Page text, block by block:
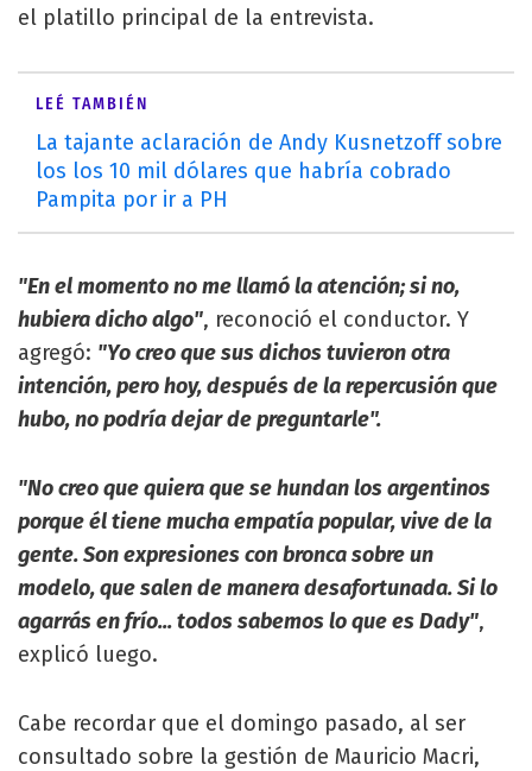
el platillo principal de la entrevista.
LEÉ TAMBIÉN
La tajante aclaración de Andy Kusnetzoff sobre
los los 10 mil dólares que habría cobrado
Pampita por ir a PH
"En el momento no me llamó la atención; si no,
hubiera dicho algo", reconoció el conductor. Y
agregó: "Yo creo que sus dichos tuvieron otra
intención, pero hoy, después de la repercusión que
hubo, no podría dejar de preguntarle".
"No creo que quiera que se hundan los argentinos
porque él tiene mucha empatía popular, vive de la
gente. Son expresiones con bronca sobre un
modelo, que salen de manera desafortunada. Si lo
agarrás en frío... todos sabemos lo que es Dady",
explicó luego.
Cabe recordar que el domingo pasado, al ser
consultado sobre la gestión de Mauricio Macri,